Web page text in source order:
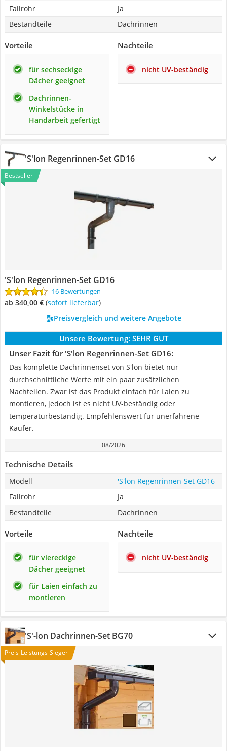
Fallrohr
Ja
Bestandteile
Dachrinnen
Vorteile
für sechseckige
Dächer geeignet
Dachrinnen-
Winkelstücke in
Handarbeit gefertigt
Nachteile
nicht UV-beständig
'S'lon Regenrinnen-Set GD16
Bestseller
'S'lon Regenrinnen-Set GD16
16 Bewertungen
ab 340,00 € ( Sofort lieferbar)
Preisvergleich und weitere Angebote
Unsere Bewertung: SEHR GUT
Unser Fazit für 'S'lon Regenrinnen-Set GD16:
Das komplette Dachrinnenset von S'lon bietet nur
durchschnittliche Werte mit ein paar zusätzlichen
Nachteilen. Zwar ist das Produkt einfach für Laien zu
montieren, jedoch ist es nicht UV-beständig oder
temperaturbeständig. Empfehlenswert für unerfahrene
Käufer.
08/2026
Technische Details
Modell
'S'lon Regenrinnen-Set GD16
Fallrohr
Ja
Bestandteile
Dachrinnen
Vorteile
für viereckige
Dächer geeignet
für Laien einfach zu
montieren
Nachteile
nicht UV-beständig
'S'-lon Dachrinnen-Set BG70
Preis-Leistungs-Sieger